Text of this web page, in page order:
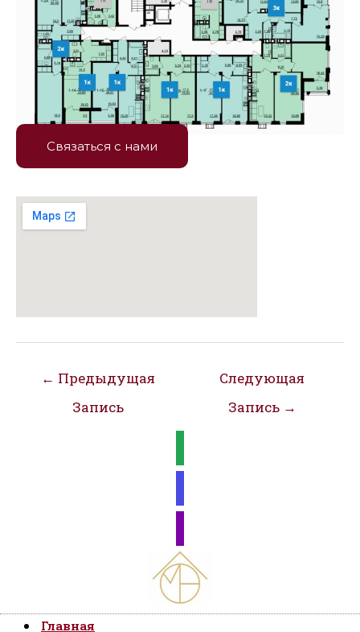
Связаться с нами
Навигация
записям
← Предыдущая
Запись
Следующая
Запись →
Главная